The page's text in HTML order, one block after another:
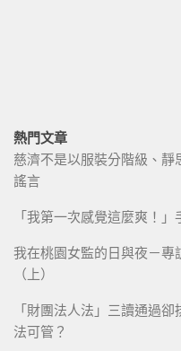
熱門文章
慈濟不是以服裝分階級、
謠言
「我第一次感覺這麼爽！
我在桃園女監的日與夜－
（上）
「財團法人法」三讀通過
法可管？